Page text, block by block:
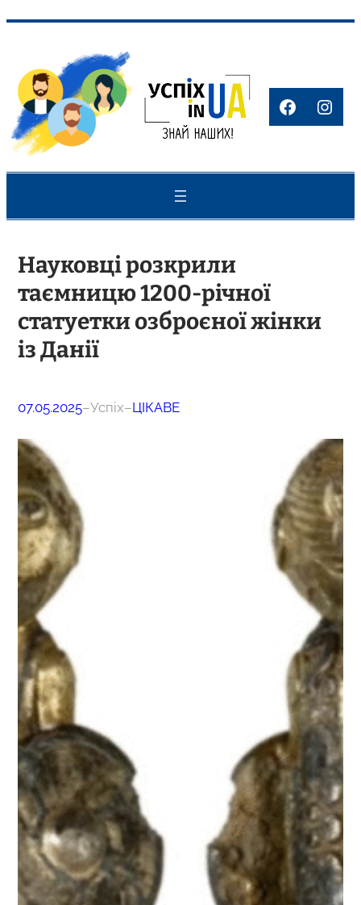
вмісту
Науковці розкрили
таємницю 1200-річної
статуетки озброєної жінки
із Данії
07.05.2025–Успіх–ЦІКАВЕ